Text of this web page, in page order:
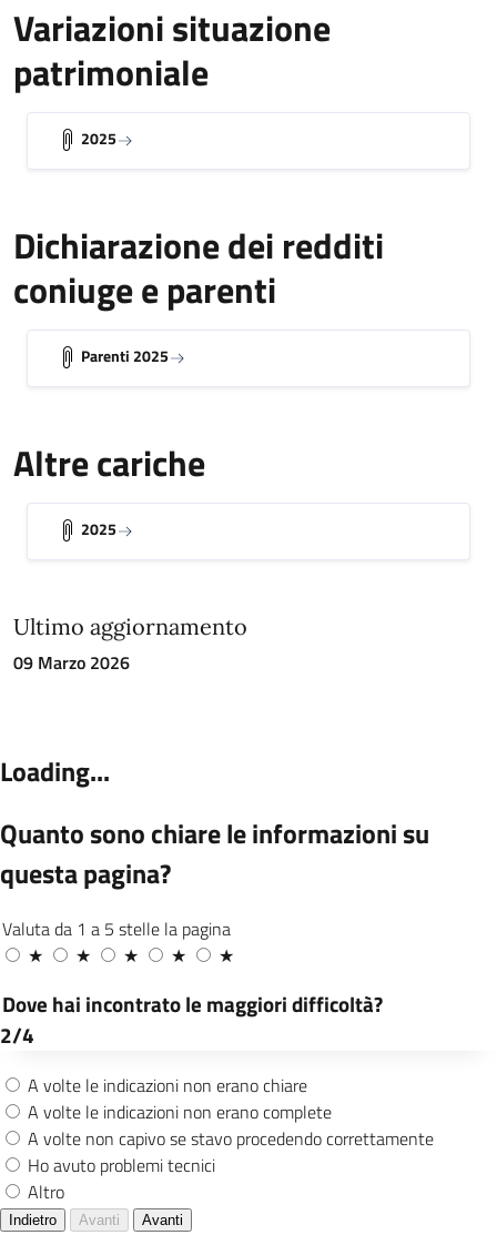
Variazioni situazione
patrimoniale
2025
Dichiarazione dei redditi
coniuge e parenti
Parenti 2025
Altre cariche
2025
Ultimo aggiornamento
09 Marzo 2026